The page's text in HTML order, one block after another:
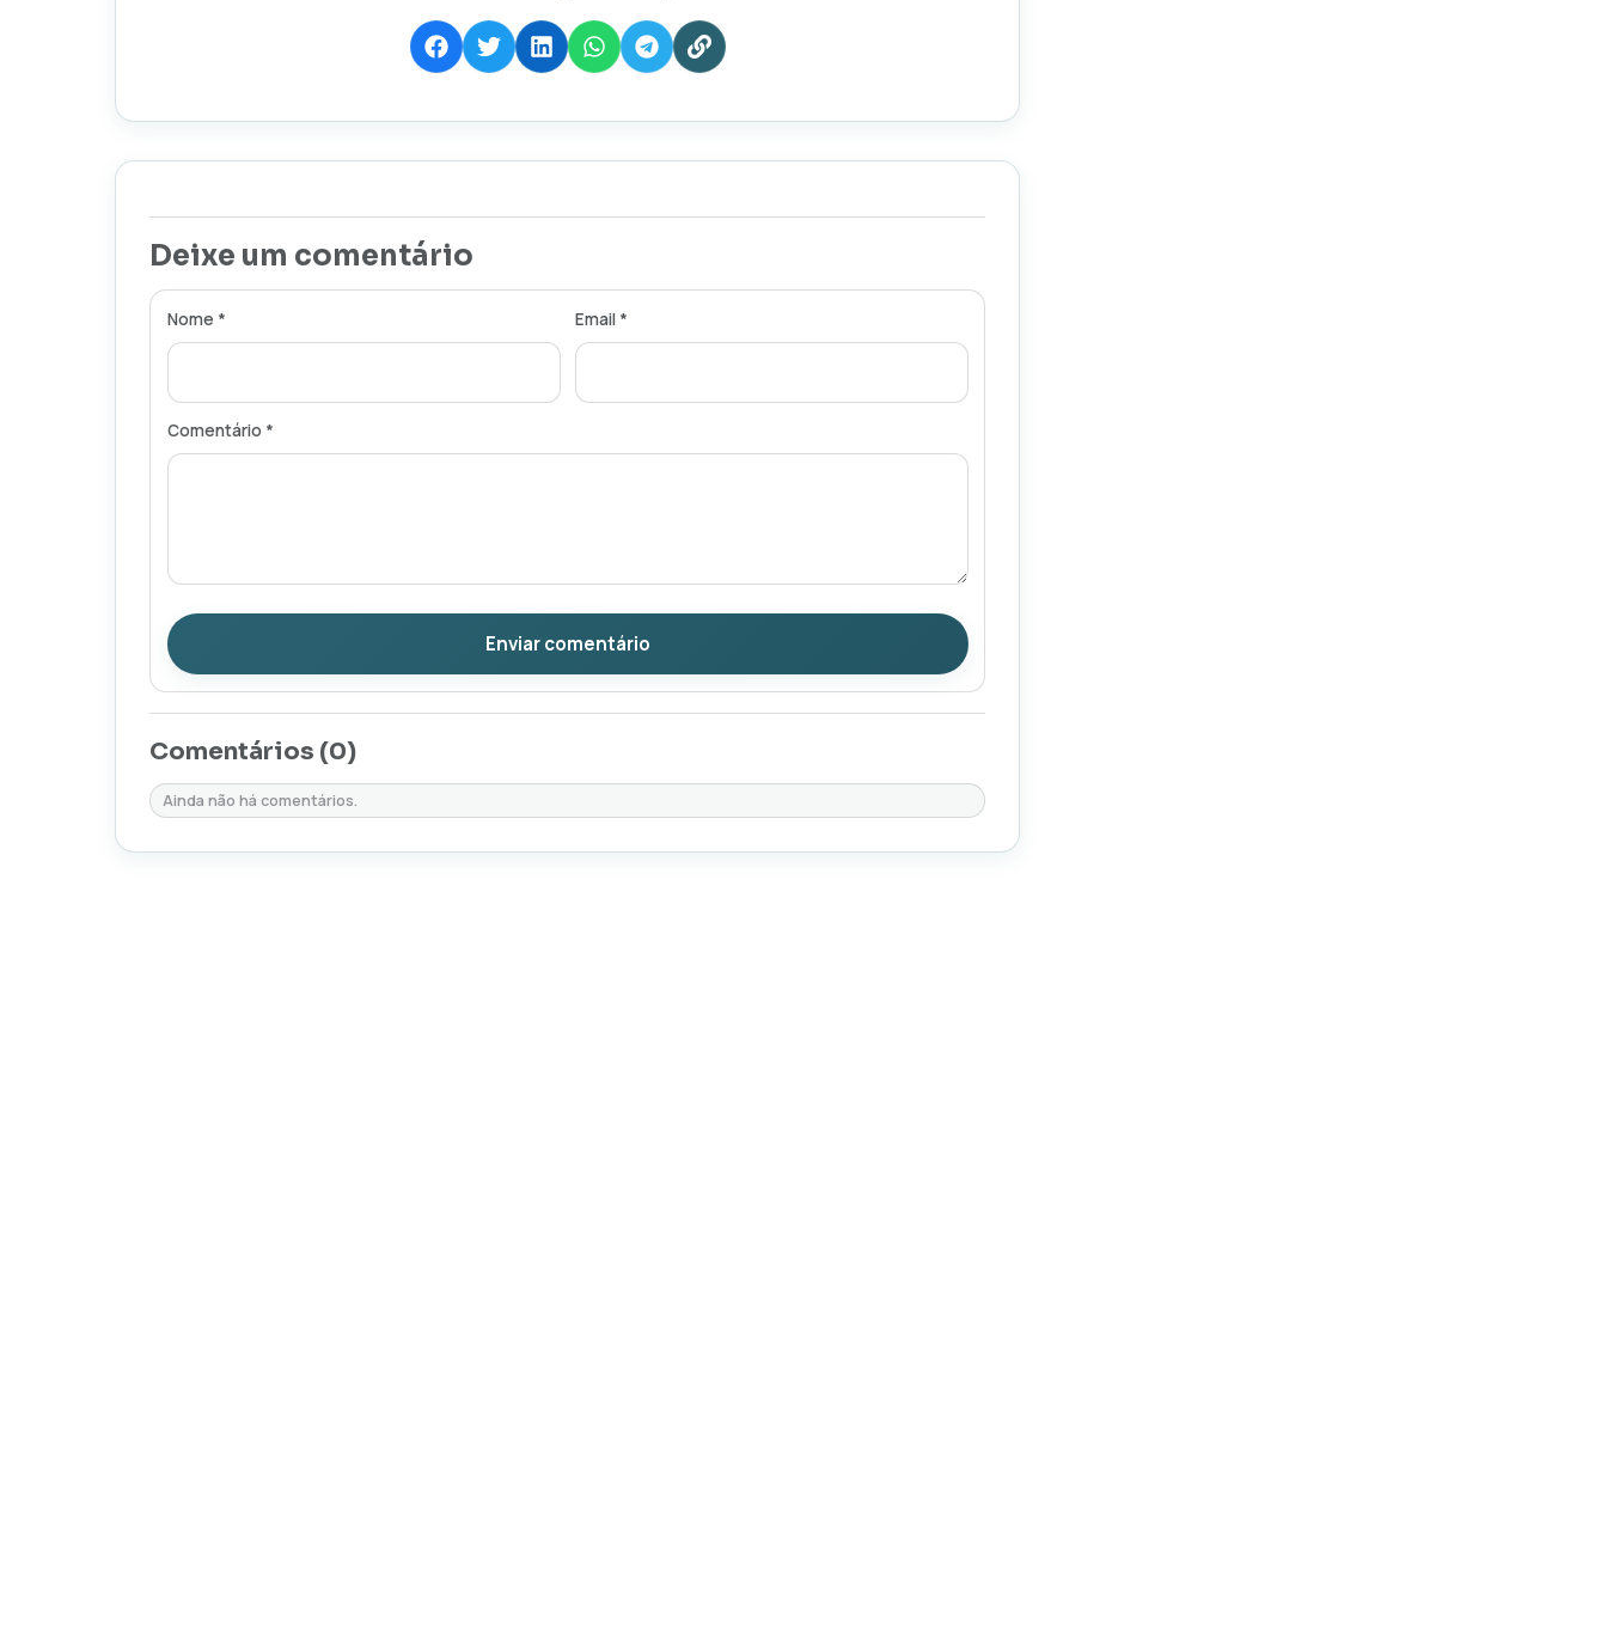
Deixe um comentário
Nome * Email *
Comentário *
Enviar comentário
Comentários (0)
Ainda não há comentários.